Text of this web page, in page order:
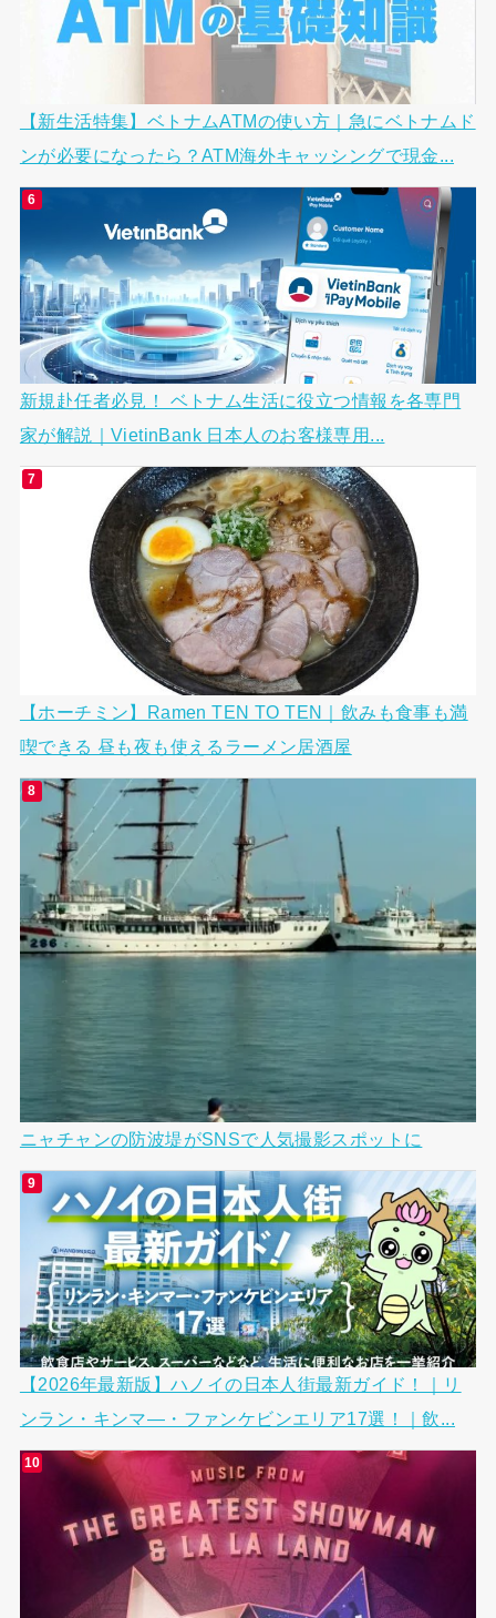
【新生活特集】ベトナムATMの使い方｜急にベトナムド
ンが必要になったら？ATM海外キャッシングで現金...
新規赴任者必見！ ベトナム生活に役立つ情報を各専門
家が解説｜VietinBank 日本人のお客様専用...
【ホーチミン】Ramen TEN TO TEN｜飲みも食事も満
喫できる 昼も夜も使えるラーメン居酒屋
ニャチャンの防波堤がSNSで人気撮影スポットに
【2026年最新版】ハノイの日本人街最新ガイド！｜リ
ンラン・キンマ―・ファンケビンエリア17選！｜飲...